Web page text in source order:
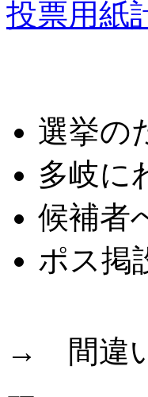
投票用紙
選挙の
多岐に
候補者
ポス掲
→ 間違